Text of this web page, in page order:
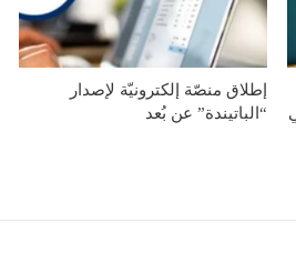
إطلاق منصّة إلكترونيّة لإصدار
“الباتيندة” عن بُعد